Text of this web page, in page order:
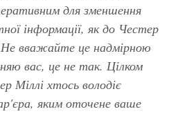
для зменшення
інформації, як до Честер
Не вважайте це надмірною
вас, це не так. Цілком
Міллі хтось володіє
яким оточене ваше